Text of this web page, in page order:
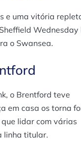
e uma vitória
o Swansea.
o Brentford teve
em casa os torna
lidar com várias
linha titular.